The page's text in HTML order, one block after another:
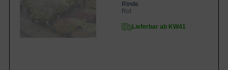
Rinde
Rot
Lieferbar ab KW41